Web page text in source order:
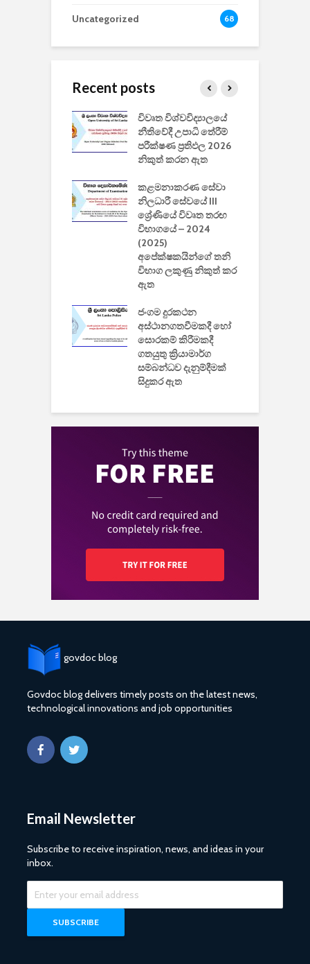
Uncategorized 68
Recent posts
විවෘත විශ්වවිද්‍යාලයේ
නීතිවේදී උපාධි තේරීම්
පරීක්ෂණ ප්‍රතිඵල 2026
නිකුත් කරන ඇත
කළමනාකරණ සේවා
නිලධාරී සේවයේ III
ශ්‍රේණියේ විවෘත තරඟ
විභාගයේ – 2024
(2025)
අපේක්ෂකයින්ගේ තනි
විභාග ලකුණු නිකුත් කර
ඇත
ජංගම දුරකථන
අස්ථානගතවීමකදී හෝ
සොරකම් කිරීමකදී
ගතයුතු ක්‍රියාමාර්ග
සම්බන්ධව දැනුම්දීමක්
සිදුකර ඇත
govdoc blog
Govdoc blog delivers timely posts on the latest news,
technological innovations and job opportunities
Email Newsletter
Subscribe to receive inspiration, news, and ideas in your
inbox.